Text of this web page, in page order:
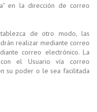
en la dirección de correo
de otro modo, las
realizar mediante correo
correo electrónico. La
el Usuario vía correo
su poder o le sea facilitada